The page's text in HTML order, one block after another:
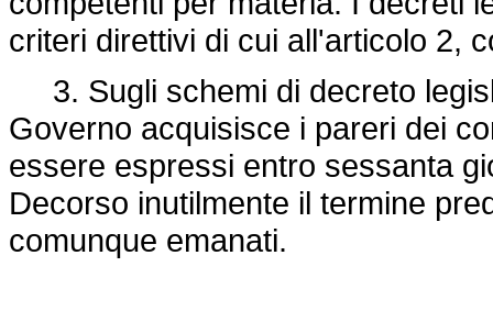
criteri direttivi di cui all'articolo 2,
3. Sugli schemi di decreto
Governo acquisisce i pareri dei
essere espressi entro sessanta
Decorso inutilmente il termine
comunque emanati.